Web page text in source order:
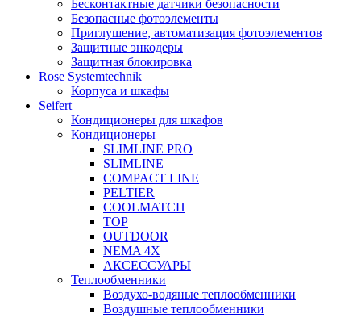
Бесконтактные датчики безопасности
Безопасные фотоэлементы
Приглушение, автоматизация фотоэлементов
Защитные энкодеры
Защитная блокировка
Rose Systemtechnik
Корпуса и шкафы
Seifert
Кондиционеры для шкафов
Кондиционеры
SLIMLINE PRO
SLIMLINE
COMPACT LINE
PELTIER
COOLMATCH
TOP
OUTDOOR
NEMA 4X
АКСЕССУАРЫ
Теплообменники
Воздухо-водяные теплообменники
Воздушные теплообменники